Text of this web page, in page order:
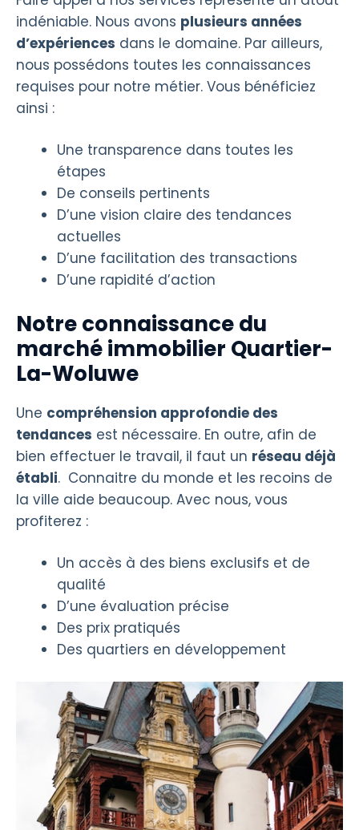
indéniable. Nous avons plusieurs années
d’expériences dans le domaine. Par ailleurs,
nous possédons toutes les connaissances
requises pour notre métier. Vous bénéficiez
ainsi :
Une transparence dans toutes les
étapes
De conseils pertinents
D’une vision claire des tendances
actuelles
D’une facilitation des transactions
D’une rapidité d’action
Notre connaissance du
marché immobilier Quartier-
La-Woluwe
Une compréhension approfondie des
tendances est nécessaire. En outre, afin de
bien effectuer le travail, il faut un réseau déjà
établi. Connaitre du monde et les recoins de
la ville aide beaucoup. Avec nous, vous
profiterez :
Un accès à des biens exclusifs et de
qualité
D’une évaluation précise
Des prix pratiqués
Des quartiers en développement